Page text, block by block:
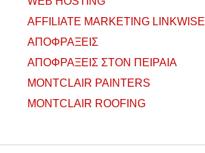
AFFILIATE MARKETING LINKWISE
ΑΠΟΦΡΑΞΕΙΣ
ΑΠΟΦΡΑΞΕΙΣ ΣΤΟΝ ΠΕΙΡΑΙΑ
MONTCLAIR PAINTERS
MONTCLAIR ROOFING